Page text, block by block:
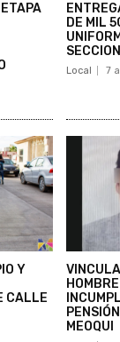
DE MIL
Local 7
Y
CALLE
MEOQUI